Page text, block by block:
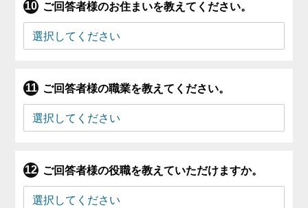
ご回答者様のお住まいを教えてください。
ご回答者様の職業を教えてください。
ご回答者様の役職を教えていただけますか。